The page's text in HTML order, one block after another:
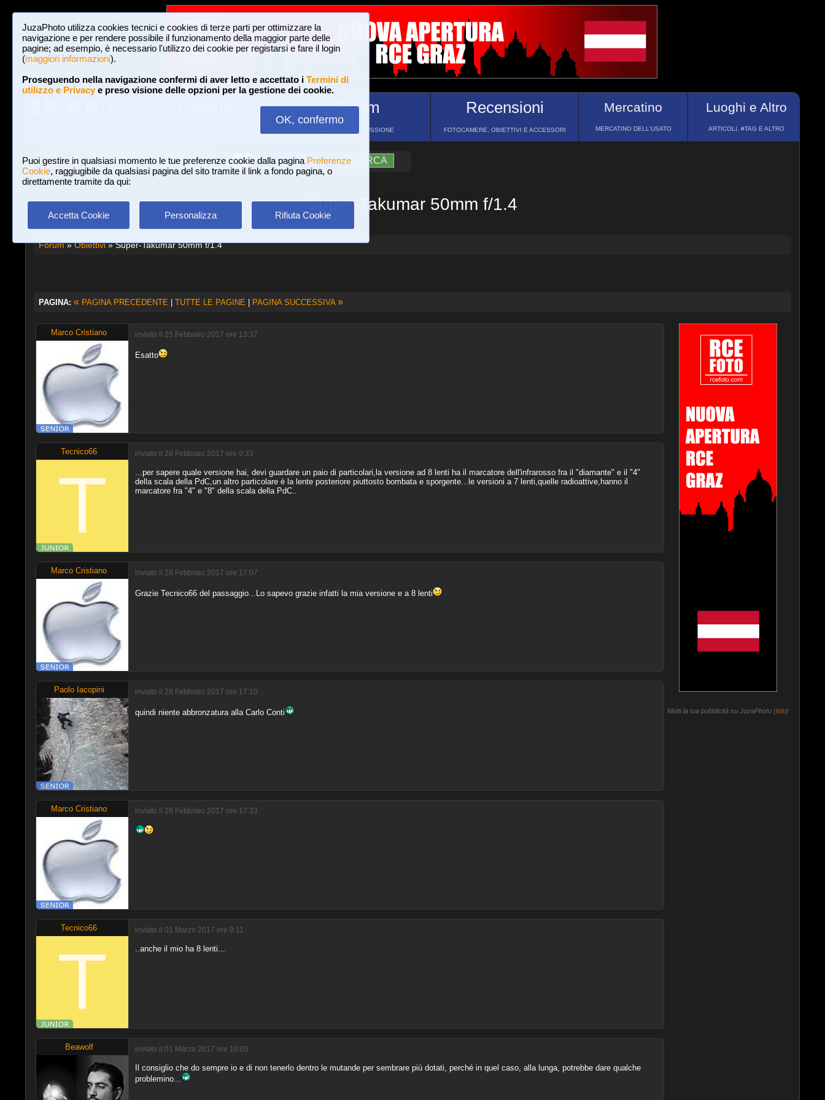
JuzaPhoto utilizza cookies tecnici e cookies di terze parti per ottimizzare la
navigazione e per rendere possibile il funzionamento della maggior parte delle
pagine; ad esempio, è necessario l'utilizzo dei cookie per registarsi e fare il login
(maggiori informazioni).
Proseguendo nella navigazione confermi di aver letto e accettato i Termini di
utilizzo e Privacye preso visione delle opzioni per la gestione dei cookie.
OK, confermo
Puoi gestire in qualsiasi momento le tue preferenze cookie dalla pagina Preferenze
Cookie, raggiugibile da qualsiasi pagina del sito tramite il link a fondo pagina, o
direttamente tramite da qui:
Accetta Cookie Personalizza Rifiuta Cookie
Forum
FORUM DI DISCUSSIONE
Recensioni
FOTOCAMERE, OBIETTIVI E ACCESSORI
Mercatino
MERCATINO DELL'USATO
Luoghi e Altro
ARTICOLI, #TAG E ALTRO
Login Iscriviti a JuzaPhoto! A A ?AIUTO RICERCA
Super-Takumar 50mm f/1.4
Forum»Obiettivi» Super-Takumar 50mm f/1.4
PAGINA: « PAGINA PRECEDENTE | TUTTE LE PAGINE | PAGINA SUCCESSIVA »
Marco Cristiano inviato il 25 Febbraio 2017 ore 13:37
Esatto
Tecnico66 inviato il 28 Febbraio 2017 ore 9:33
...per sapere quale versione hai, devi guardare un paio di particolari,la versione ad 8 lenti ha il marcatore dell'infrarosso fra il "diamante" e il "4"
della scala della PdC,un altro particolare è la lente posteriore piuttosto bombata e sporgente...le versioni a 7 lenti,quelle radioattive,hanno il
marcatore fra "4" e "8" della scala della PdC..
Marco Cristiano inviato il 28 Febbraio 2017 ore 17:07
Grazie Tecnico66 del passaggio...Lo sapevo grazie infatti la mia versione e a 8 lenti
Paolo Iacopini inviato il 28 Febbraio 2017 ore 17:10
quindi niente abbronzatura alla Carlo Conti
Marco Cristiano inviato il 28 Febbraio 2017 ore 17:33
Tecnico66 inviato il 01 Marzo 2017 ore 9:11
..anche il mio ha 8 lenti...
Beawolf inviato il 01 Marzo 2017 ore 10:05
Il consiglio che do sempre io e di non tenerlo dentro le mutande per sembrare più dotati, perché in quel caso, alla lunga, potrebbe dare qualche
problemino...
Metti la tua pubblicità su JuzaPhoto (info)